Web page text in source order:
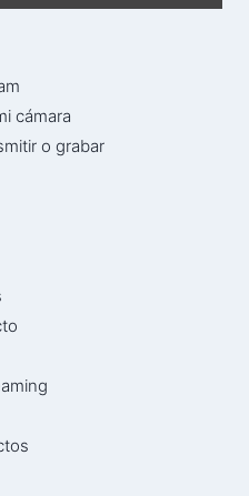
cámara
o grabar